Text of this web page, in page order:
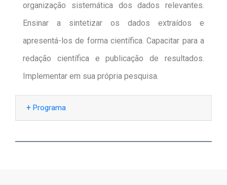
organização sistemática dos dados relevantes.
Ensinar a sintetizar os dados extraídos e
apresentá-los de forma científica. Capacitar para a
redação científica e publicação de resultados.
Implementar em sua própria pesquisa.
+ Programa